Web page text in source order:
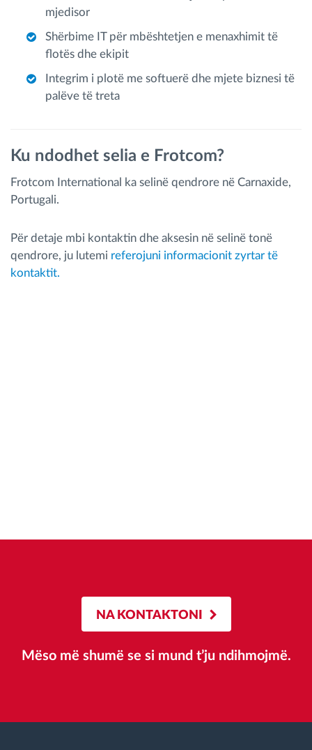
mjedisor
Shërbime IT për mbështetjen e menaxhimit të
flotës dhe ekipit
Integrim i plotë me softuerë dhe mjete biznesi të
palëve të treta
Ku ndodhet selia e Frotcom?
Frotcom International ka selinë qendrore në Carnaxide,
Portugali.
Për detaje mbi kontaktin dhe aksesin në selinë tonë
qendrore, ju lutemi referojuni informacionit zyrtar të
kontaktit.
NA KONTAKTONI
Mëso më shumë se si mund t’ju ndihmojmë.